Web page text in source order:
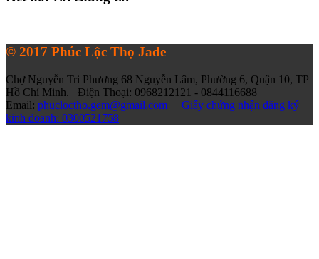
© 2017 Phúc Lộc Thọ Jade
Chợ Nguyễn Tri Phương 68 Nguyễn Lâm, Phường 6, Quận 10, TP
Hồ Chí Minh. Điện Thoại: 0968212121 - 0844116688
Email: phucloctho.gem@gmail.com
Giấy chứng nhận đăng ký
kinh doanh: 0300521758